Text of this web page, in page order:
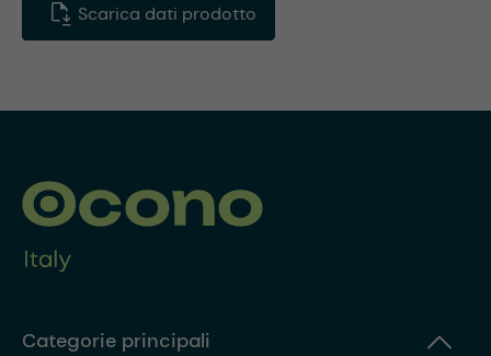
Scarica dati prodotto
Categorie principali